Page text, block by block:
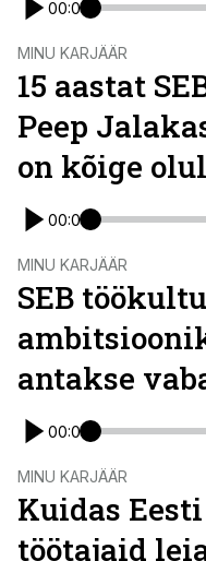
00:00
MINU KARJÄÄR
15 aastat
Peep
on kõige
00:00
MINU KARJÄÄR
SEB
antakse
00:00
MINU KARJÄÄR
Kuidas
töötajaid